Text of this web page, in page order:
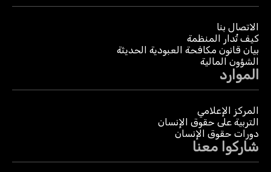
الاتصال بنا
كيف تُدار المنظمة
بيان قانون مكافحة العبودية الحديثة
الشؤون المالية
الموارد
المركز الإعلامي
التربية على حقوق الإنسان
دورات حقوق الإنسان
شاركوا معنا